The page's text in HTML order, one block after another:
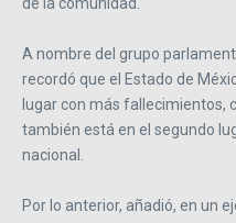
A nombre del grupo
recordó que el Estado de
lugar con más fallecimientos,
también está en el segundo
nacional.
Por lo anterior, añadió, en un